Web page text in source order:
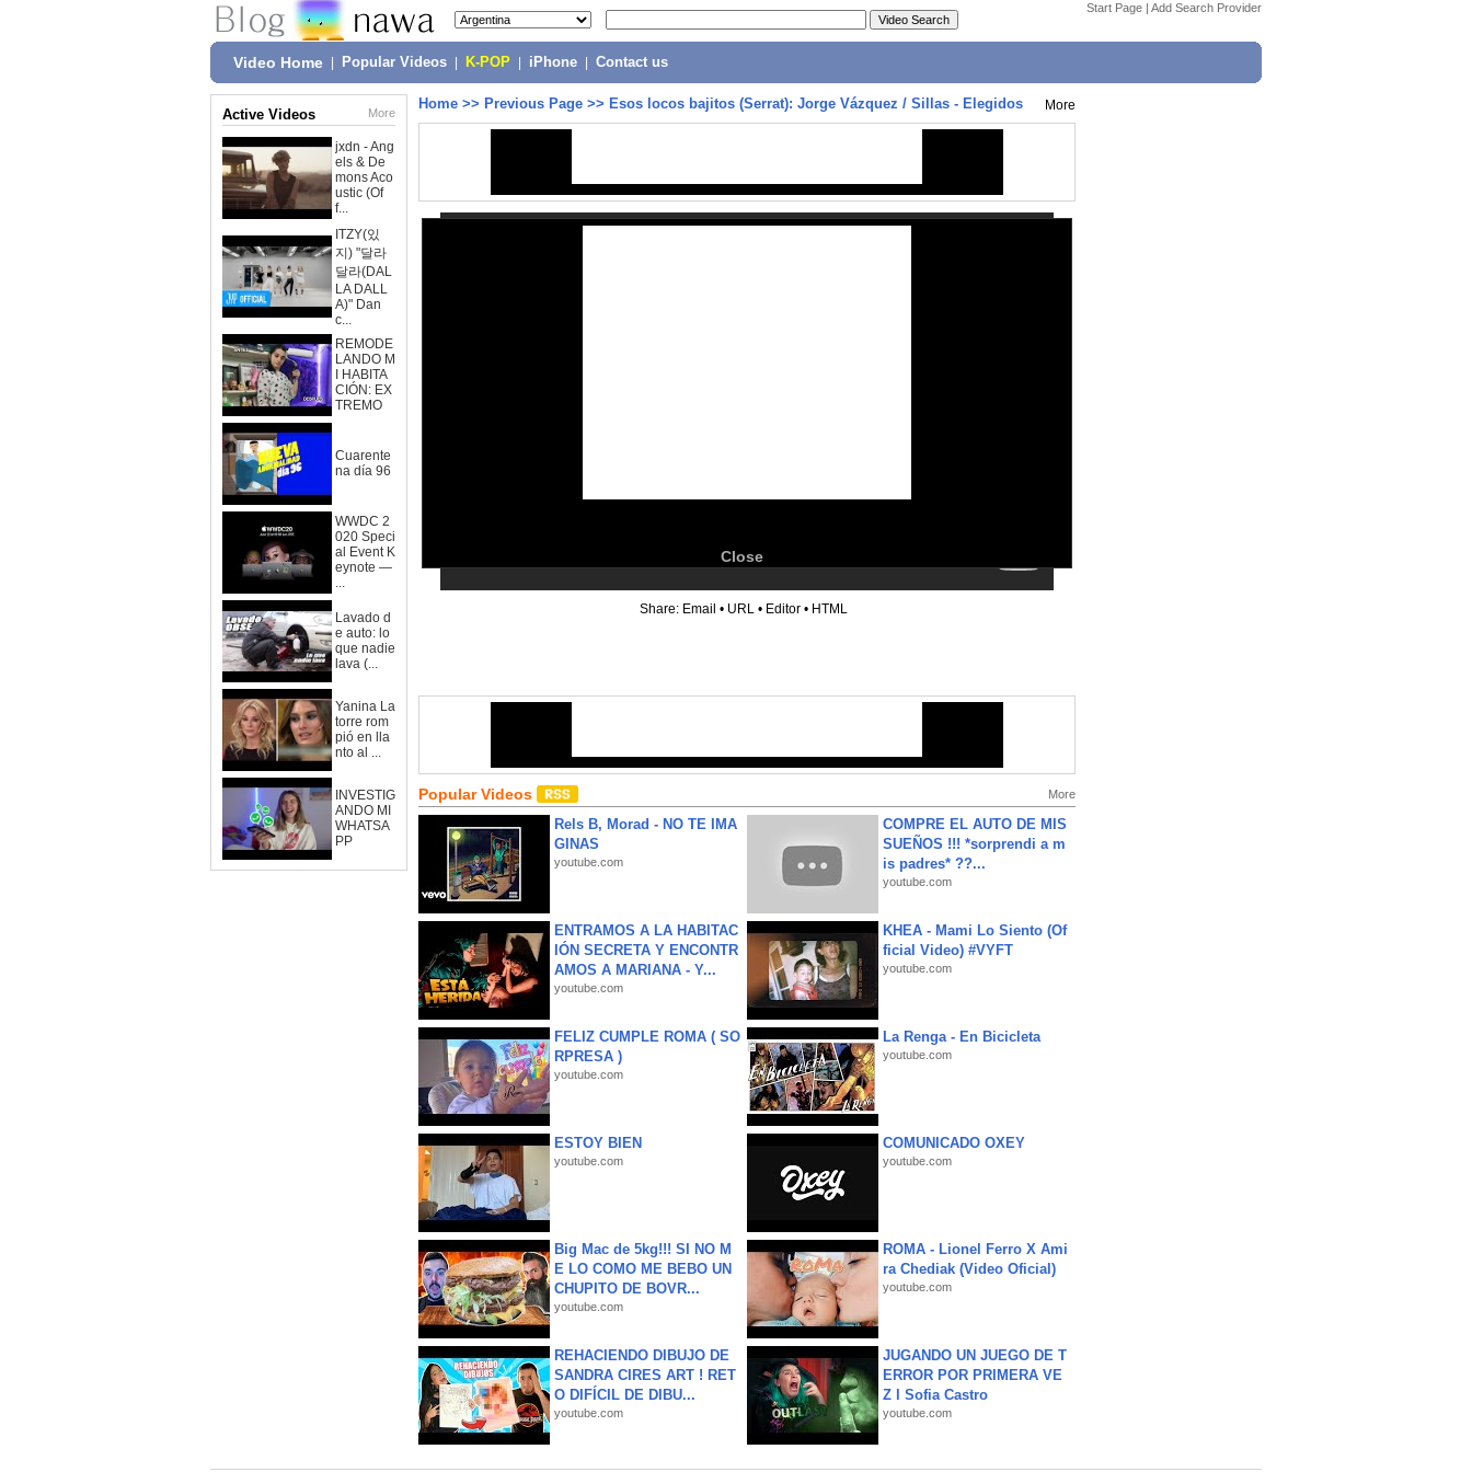
Start Page | Add Search Provider
Video Home Popular Videos K-POP iPhone Contact us
Active Videos More
jxdn - Ang
els & De
mons Aco
ustic (Of
f...
ITZY(있
지) "달라
달라(DAL
LA DALL
A)" Dan
c...
REMODE
LANDO M
I HABITA
CIÓN: EX
TREMO
Cuarente
na día 96
WWDC 2
020 Speci
al Event K
eynote —
...
Lavado d
e auto: lo
que nadie
lava (...
Yanina La
torre rom
pió en lla
nto al ...
INVESTIG
ANDO MI
WHATSA
PP
Home >> Previous Page >> Esos locos bajitos (Serrat): Jorge Vázquez / Sillas - Elegidos More
Close
Share: Email • URL • Editor • HTML
Popular Videos More
Rels B, Morad - NO TE IMA
GINAS
youtube.com
COMPRE EL AUTO DE MIS
SUEÑOS !!! *sorprendi a m
is padres* ??...
youtube.com
ENTRAMOS A LA HABITAC
IÓN SECRETA Y ENCONTR
AMOS A MARIANA - Y...
youtube.com
KHEA - Mami Lo Siento (Of
ficial Video) #VYFT
youtube.com
FELIZ CUMPLE ROMA ( SO
RPRESA )
youtube.com
La Renga - En Bicicleta
youtube.com
ESTOY BIEN
youtube.com
COMUNICADO OXEY
youtube.com
Big Mac de 5kg!!! SI NO M
E LO COMO ME BEBO UN
CHUPITO DE BOVR...
youtube.com
ROMA - Lionel Ferro X Ami
ra Chediak (Video Oficial)
youtube.com
REHACIENDO DIBUJO DE
SANDRA CIRES ART ! RET
O DIFÍCIL DE DIBU...
youtube.com
JUGANDO UN JUEGO DE T
ERROR POR PRIMERA VE
Z l Sofia Castro
youtube.com